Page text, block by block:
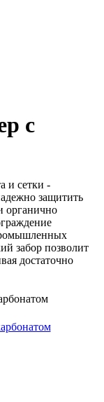
с
и сетки -
защитить
органично
забор позволит
достаточно